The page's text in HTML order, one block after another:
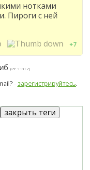
нотками
Пироги с ней
+7
(id: 13832)
- зарегистрируйтесь.